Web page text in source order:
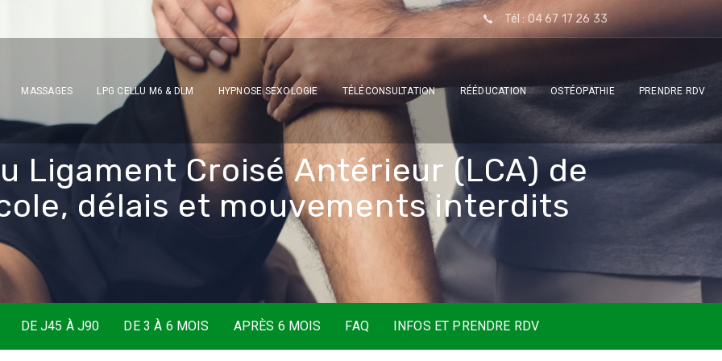
Tél : 04 67 17 26 33
MASSAGES LPG CELLU M6 & DLM HYPNOSE SEXOLOGIE TÉLÉCONSULTATION RÉÉDUCATION OSTÉOPATHIE PRENDRE RDV
u Ligament Croisé Antérieur (LCA) de
ole, délais et mouvements interdits
DE J45 À J90 DE 3 À 6 MOIS APRÈS 6 MOIS FAQ INFOS ET PRENDRE RDV